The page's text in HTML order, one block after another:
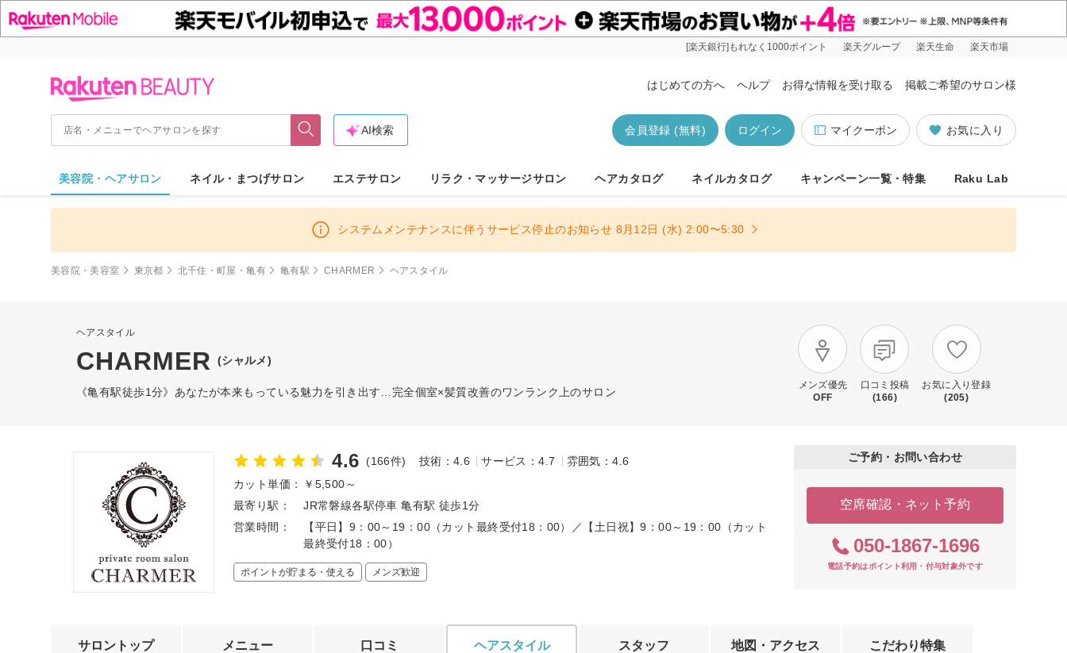
[楽天銀行]もれなく1000ポイント 楽天グループ 楽天生命 楽天市場
はじめての方へ ヘルプ お得な情報を受け取る 掲載ご希望のサロン様
お気に入り
マイクーポン
ログイン
会員登録 (無料)
AI検索
美容院・ヘアサロン ネイル・まつげサロン エステサロン リラク・マッサージサロン ヘアカタログ ネイルカタログ キャンペーン一覧・特集 Raku Lab
システムメンテナンスに伴うサービス停止のお知らせ 8月12日 (水) 2:00〜5:30
美容院・美容室 東京都 北千住・町屋・亀有 亀有駅 CHARMER ヘアスタイル
ヘアスタイル
CHARMER (シャルメ)
《亀有駅徒歩1分》あなたが本来もっている魅力を引き出す…完全個室×髪質改善のワンランク上のサロン
メンズ優先
OFF
口コミ投稿
(166)
お気に入り登録
(205)
4.6 (166件) 技術：4.6 サービス：4.7
雰囲気：4.6
カット単価：
￥5,500～
最寄り駅：
JR常磐線各駅停車 亀有駅 徒歩1分
営業時間：
【平日】9：00～19：00（カット最終受付18：00）／【土日祝】9：00～19：00（カット
最終受付18：00）
ポイントが貯まる・使える メンズ歓迎
ご予約・お問い合わせ
空席確認・ネット予約
050-1867-1696
電話予約はポイント利用・付与対象外です
サロントップ メニュー 口コミ ヘアスタイル スタッフ 地図・アクセス こだわり特集